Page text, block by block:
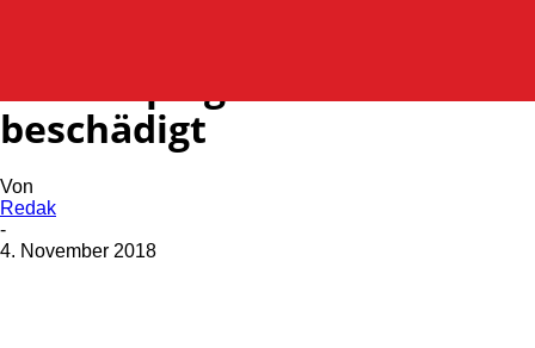
beschädigt
Von
Redak
-
4. November 2018